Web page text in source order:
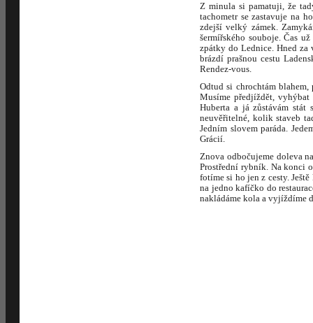
Z minula si pamatuji, že
tachometr se zastavuje na
zdejší velký zámek.
šermířského souboje. Čas
zpátky do Lednice. Hned za
brázdí prašnou cestu
Rendez-vous.
Odtud si chrochtám
Musíme předjíždět,
Huberta a já zůstávám
neuvěřitelné, kolik staveb
Jedním slovem paráda.
Grácií.
Znova odbočujeme doleva
Prostřední rybník. Na konci
fotíme si ho jen z cesty.
na jedno kafíčko do
nakládáme kola a vyjíždíme